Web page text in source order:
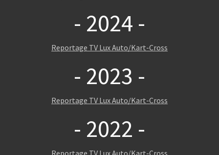
- 2024 -
Reportage TV Lux Auto/Kart-Cross
- 2023 -
Reportage TV Lux Auto/Kart-Cross
- 2022 -
Reportage TV Lux Auto/Kart-Cross